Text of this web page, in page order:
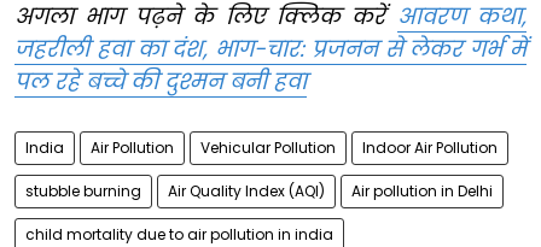
अगला भाग पढ़ने के लिए क्लिक करें आवरण कथा,
जहरीली हवा का दंश, भाग-चार: प्रजनन से लेकर गर्भ में
पल रहे बच्चे की दुश्मन बनी हवा
India Air Pollution Vehicular Pollution Indoor Air Pollution
stubble burning Air Quality Index (AQI) Air pollution in Delhi
child mortality due to air pollution in india